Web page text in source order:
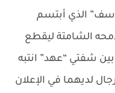
الذي أبتسم
الشامتة ليقطع
شفتي “عهد” انتبه
لديهما في الإعلان